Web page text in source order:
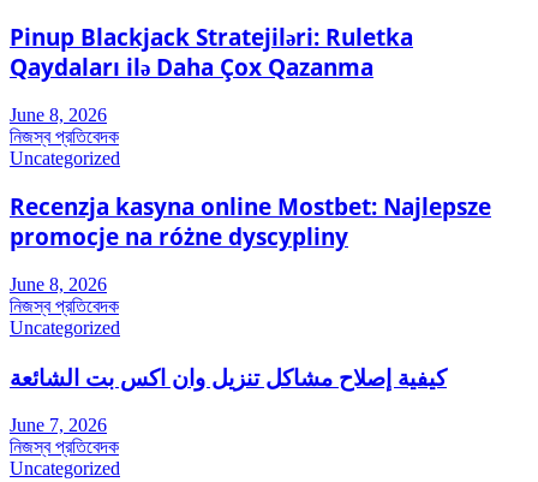
Pinup Blackjack Stratejiləri: Ruletka
Qaydaları ilə Daha Çox Qazanma
June 8, 2026
নিজস্ব প্রতিবেদক
Uncategorized
Recenzja kasyna online Mostbet: Najlepsze
promocje na różne dyscypliny
June 8, 2026
নিজস্ব প্রতিবেদক
Uncategorized
كيفية إصلاح مشاكل تنزيل وان اكس بت الشائعة
June 7, 2026
নিজস্ব প্রতিবেদক
Uncategorized